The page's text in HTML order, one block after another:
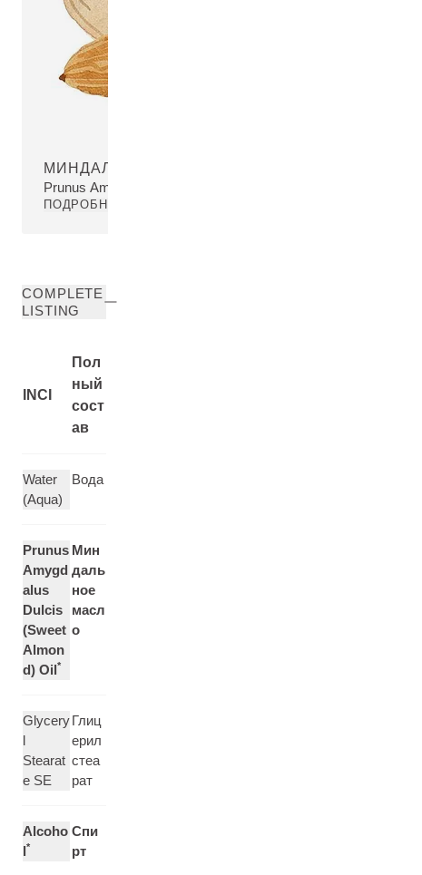
МИНДАЛЬНОЕ МАСЛО
Prunus Amygdalus Dulcis (Sweet Almond) Oil
ПОДРОБНЕЕ
COMPLETE
LISTING
INCI
Пол
ный
сост
ав
Water
(Aqua)
Вода
Prunus
Amygd
alus
Dulcis
(Sweet
Almon
d) Oil*
Мин
даль
ное
масл
о
Glycery
l
Stearat
e SE
Глиц
ерил
стеа
рат
Alcoho
l*
Спи
рт